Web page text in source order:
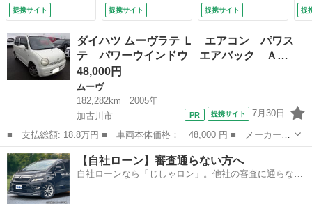
ｔｏｏｔｈ ＣＤ
ＤＶＤ再生 フルセ
グ （車検整備付）
提携サイト 提携サイト
スタート／ガソリン
／ＡＴ／仮免許ブラ
提携サイト
ン
ク
提
ダイハツ ムーヴラテ Ｌ エアコン パワス
テ パワーウインドウ エアバック Ａ…
48,000円
ムーヴ
182,282km
2005年
加古川市
提携サイト 7月30日
■ 支払総額: 18.8万円 ■ 車両本体価格： 48,000 円 ■ メーカー
名： ダイハツ ■ 車種名： ムーヴラテ ■ グレード名： Ｌ エ
アコン パワステ パワーウインドウ エアバック ＡＢＳ ＥＴＣ
■ 排気量：...
兵庫 加古川市 ムーヴ ムーヴラテ
【自社ローン】審査通らない方へ
自社ローンなら「じしゃロン」。他社の審査に通らなか